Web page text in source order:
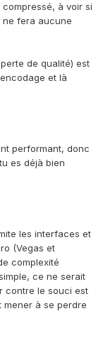
à voir si
fera aucune
de qualité) est
et là
performant, donc
es déjà bien
les interfaces et
(Vegas et
complexité
ce ne serait
contre le souci est
à se perdre